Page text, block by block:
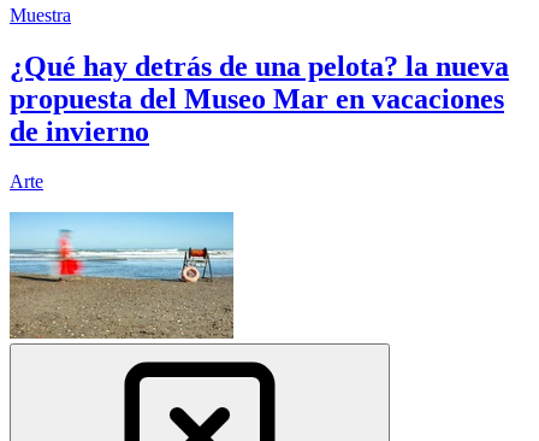
Muestra
¿Qué hay detrás de una pelota? la nueva
propuesta del Museo Mar en vacaciones
de invierno
Arte